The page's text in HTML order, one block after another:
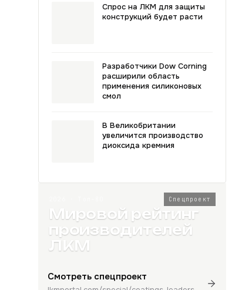
Спрос на ЛКМ для защиты
конструкций будет расти
Разработчики Dow Corning
расширили область
применения силиконовых
смол
В Великобритании
увеличится производство
диоксида кремния
Спецпроект
Мировой рейтинг
производителей
ЛКМ
Смотреть спецпроект